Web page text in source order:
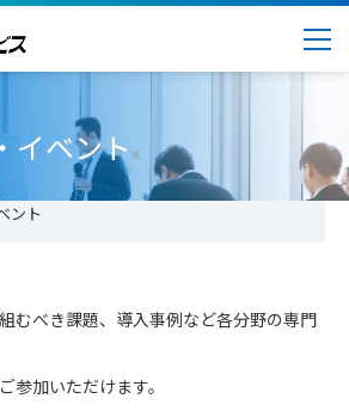
イベント
ント
むべき課題、導入事例など各分野の専門
参加いただけます。